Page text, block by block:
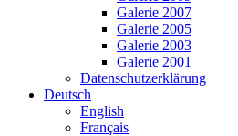
Galerie 2007
Galerie 2005
Galerie 2003
Galerie 2001
Datenschutzerklärung
Deutsch
English
Français